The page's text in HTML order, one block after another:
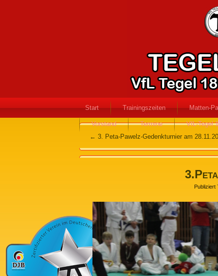
Start Trainingszeiten Matten-
Vorstand Termine
VfL-Tegel
← 3. Peta-Pawelz-Gedenkturnier am
Publiziert